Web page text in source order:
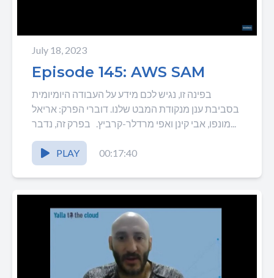
July 18, 2023
Episode 145: AWS SAM
בפינה זו, נגיש לכם מידע על העבודה היומיומית
בסביבת ענן מנקודת המבט שלנו. דוברי הפרק: אריאל
מונפו, אבי קינן ואפי מרדלר-קרביץ. בפרק זה, נדבר...
PLAY 00:17:40